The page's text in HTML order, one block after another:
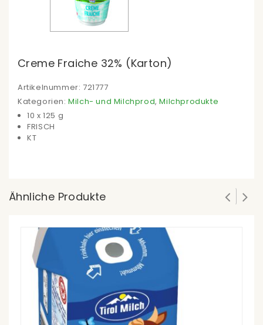
Creme Fraiche 32% (Karton)
Artikelnummer: 721777
Kategorien:Milch- und Milchprod,Milchprodukte
10 x 125 g
FRISCH
KT
Ähnliche Produkte